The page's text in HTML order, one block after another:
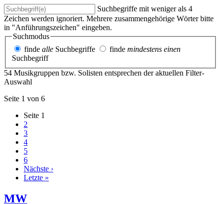
Suchbegriffe mit weniger als 4
Zeichen werden ignoriert. Mehrere zusammengehörige Wörter bitte
in "Anführungszeichen" eingeben.
Suchmodus
finde alle Suchbegriffe finde mindestens einen
Suchbegriff
54 Musikgruppen bzw. Solisten entsprechen der aktuellen Filter-
Auswahl
Seite 1 von 6
Seite 1
2
3
4
5
6
Nächste ›
Letzte »
MW